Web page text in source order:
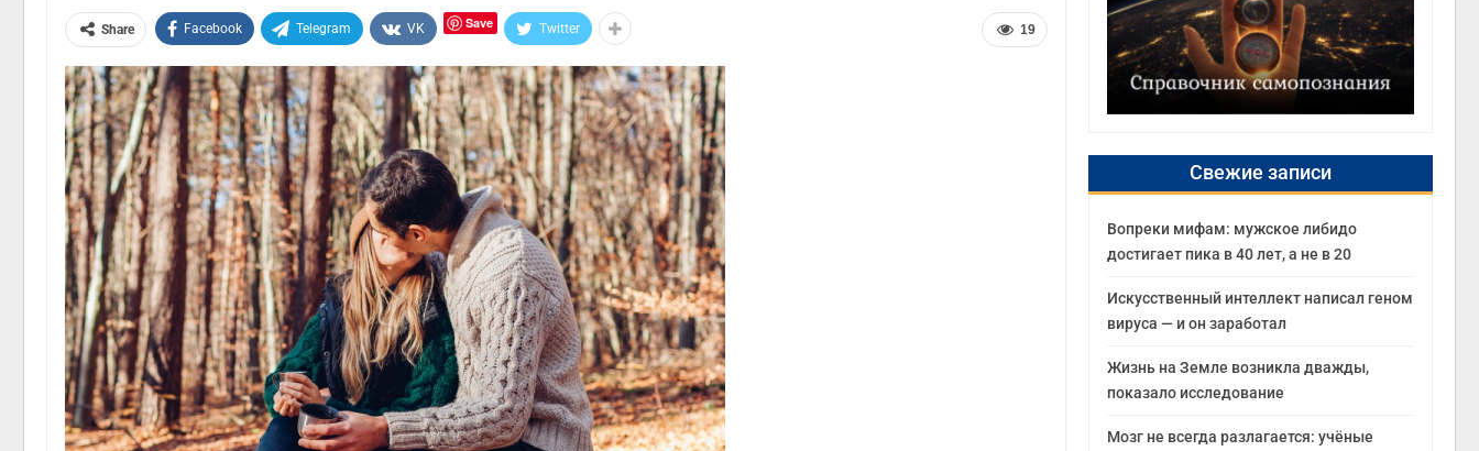
19
Share Facebook Telegram VK Save Twitter
Свежие записи
Вопреки мифам: мужское либидо
достигает пика в 40 лет, а не в 20
Искусственный интеллект написал геном
вируса — и он заработал
Жизнь на Земле возникла дважды,
показало исследование
Мозг не всегда разлагается: учёные